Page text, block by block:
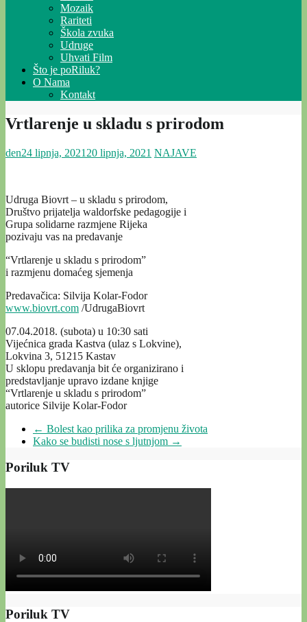
Mozaik
Rariteti
Škola zvuka
Udruge
Uhvati Film
Što je poRiluk?
O Nama
Kontakt
Vrtlarenje u skladu s prirodom
den24 lipnja, 2021 20 lipnja, 2021 NAJAVE
Udruga Biovrt – u skladu s prirodom,
Društvo prijatelja waldorfske pedagogije i
Grupa solidarne razmjene Rijeka
pozivaju vas na predavanje
“Vrtlarenje u skladu s prirodom”
i razmjenu domaćeg sjemenja
Predavačica: Silvija Kolar-Fodor
www.biovrt.com /UdrugaBiovrt
07.04.2018. (subota) u 10:30 sati
Vijećnica grada Kastva (ulaz s Lokvine),
Lokvina 3, 51215 Kastav
U sklopu predavanja bit će organizirano i
predstavljanje upravo izdane knjige
“Vrtlarenje u skladu s prirodom”
autorice Silvije Kolar-Fodor
← Bolest kao prilika za promjenu života
Kako se budisti nose s ljutnjom →
Poriluk TV
Poriluk TV